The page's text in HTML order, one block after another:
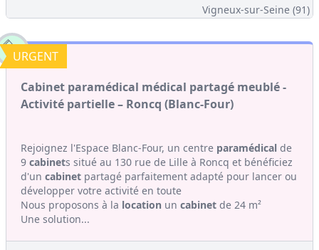
Vigneux-sur-Seine (91)
URGENT
Cabinet paramédical médical partagé meublé -
Activité partielle – Roncq (Blanc-Four)
Rejoignez l'Espace Blanc-Four, un centre paramédical de
9 cabinets situé au 130 rue de Lille à Roncq et bénéficiez
d'un cabinet partagé parfaitement adapté pour lancer ou
développer votre activité en toute
Nous proposons à la location un cabinet de 24 m²
Une solution...